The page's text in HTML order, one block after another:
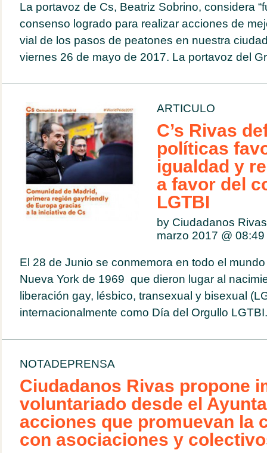
La portavoz de Cs, Beatriz Sobrino, considera
consenso logrado para realizar acciones de
vial de los pasos de peatones en nuestra
viernes 26 de mayo de 2017. La portavoz del
ARTICULO
C’s Rivas
políticas
igualdad y
a favor del
LGTBI
by Ciudadanos
marzo 2017 @ 08:49
El 28 de Junio se conmemora en todo el
Nueva York de 1969 que dieron lugar al
liberación gay, lésbico, transexual y bisexual
internacionalmente como Día del Orgullo
NOTADEPRENSA
Ciudadanos Rivas propone
voluntariado desde el
acciones que promuevan la
con asociaciones y